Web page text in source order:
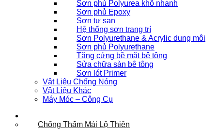
Sơn phủ Polyurea khô nhanh
Sơn phủ Epoxy
Sơn tự san
Hệ thống sơn trang trí
Sơn Polyurethane & Acrylic dung môi
Sơn phủ Polyurethane
Tăng cứng bề mặt bê tông
Sửa chữa sàn bê tông
Sơn lót Primer
Vật Liệu Chống Nóng
Vật Liệu Khác
Máy Móc – Công Cụ
Chống Thấm Mái Lộ Thiên